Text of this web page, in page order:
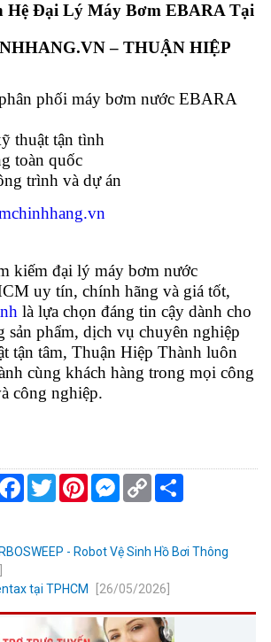
Hệ Đại Lý Máy Bơm EBARA Tại
– THUẬN HIỆP
phối máy bơm nước EBARA
thuật tận tình
toàn quốc
trình và dự án
kiếm đại lý máy bơm nước
uy tín, chính hãng và giá tốt,
là lựa chọn đáng tin cậy dành cho
sản phẩm, dịch vụ chuyên nghiệp
tận tâm, Thuận Hiệp Thành luôn
cùng khách hàng trong mọi công
công nghiệp.
FacebookTwitterPinterestMessenger
Copy
Link
- Robot Vệ Sinh Hồ Bơi Thông
tại TPHCM
[26/05/2026]